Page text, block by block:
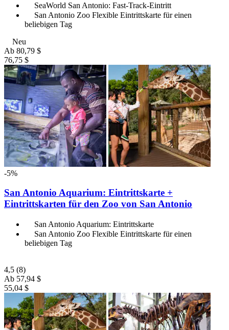
SeaWorld San Antonio: Fast-Track-Eintritt
San Antonio Zoo Flexible Eintrittskarte für einen
beliebigen Tag
Neu
Ab 80,79 $
76,75 $
-5%
San Antonio Aquarium: Eintrittskarte +
Eintrittskarten für den Zoo von San Antonio
San Antonio Aquarium: Eintrittskarte
San Antonio Zoo Flexible Eintrittskarte für einen
beliebigen Tag
4,5 (8)
Ab 57,94 $
55,04 $